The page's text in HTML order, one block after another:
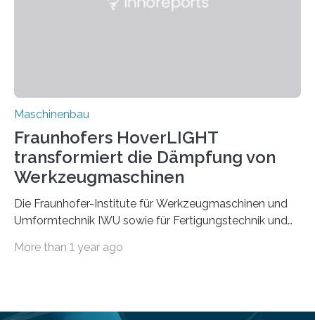
Maschinenbau
Fraunhofers HoverLIGHT
transformiert die Dämpfung von
Werkzeugmaschinen
Die Fraunhofer-Institute für Werkzeugmaschinen und
Umformtechnik IWU sowie für Fertigungstechnik und
Durchbruch in der Materialforschung erzielt: Der
More than 1 year ago